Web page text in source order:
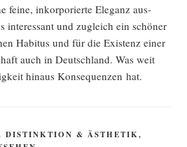
fei­ne, inkor­po­rier­te Ele­ganz aus­
inter­es­sant und zugleich ein schö­ner
Habi­tus und für die Exis­tenz einer
auch in Deutsch­land. Was weit
hin­aus Kon­se­quen­zen hat.
DISTINKTION & ÄSTHETIK,